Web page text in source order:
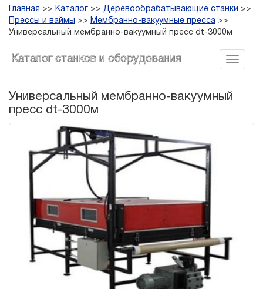
Главная >> Каталог >> Деревообрабатывающие станки >>
Прессы и ваймы
>> Мембранно-вакуумные пресса >>
Универсальный мембранно-вакуумный пресс dt-3000м
Каталог станков и оборудования
Универсальный мембранно-вакуумный
пресс dt-3000м